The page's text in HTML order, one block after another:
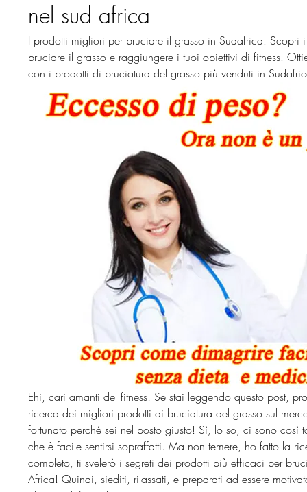
nel sud africa
I prodotti migliori per bruciare il grasso in Sudafrica. Scopri
bruciare il grasso e raggiungere i tuoi obiettivi di fitness.
con i prodotti di bruciatura del grasso più venduti in
Ehi, cari amanti del fitness! Se stai leggendo questo post,
ricerca dei migliori prodotti di bruciatura del grasso sul
fortunato perché sei nel posto giusto! Sì, lo so, ci sono così
che è facile sentirsi sopraffatti. Ma non temere, ho fatto la
completo, ti svelerò i segreti dei prodotti più efficaci per
Africa! Quindi, siediti, rilassati, e preparati ad essere